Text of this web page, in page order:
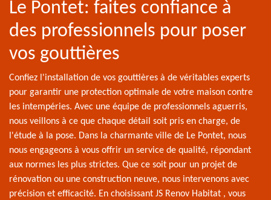
Le Pontet: faites confiance à
des professionnels pour poser
vos gouttières
Confiez l'installation de vos gouttières à de véritables experts
pour garantir une protection optimale de votre maison contre
les intempéries. Avec une équipe de professionnels aguerris,
nous veillons à ce que chaque détail soit pris en charge, de
l'étude à la pose. Dans la charmante ville de Le Pontet, nous
nous engageons à vous offrir un service de qualité, répondant
aux normes les plus strictes. Que ce soit pour un projet de
rénovation ou une construction neuve, nous intervenons avec
précision et efficacité. En choisissant JS Renov Habitat , vous